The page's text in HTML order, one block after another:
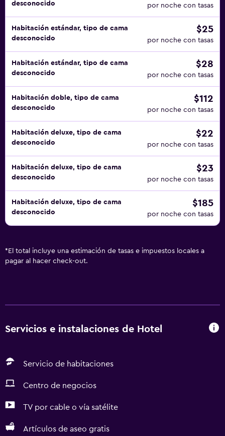
desconocido
por noche con tasas
Habitación estándar, tipo de cama
desconocido
$25
por noche con tasas
Habitación estándar, tipo de cama
desconocido
$28
por noche con tasas
Habitación doble, tipo de cama
desconocido
$112
por noche con tasas
Habitación deluxe, tipo de cama
desconocido
$22
por noche con tasas
Habitación deluxe, tipo de cama
desconocido
$23
por noche con tasas
Habitación deluxe, tipo de cama
desconocido
$185
por noche con tasas
* El total incluye una estimación de tasas e impuestos locales a
pagar al hacer check-out.
Servicios e instalaciones de Hotel
Servicio de habitaciones
Centro de negocios
TV por cable o vía satélite
Artículos de aseo gratis